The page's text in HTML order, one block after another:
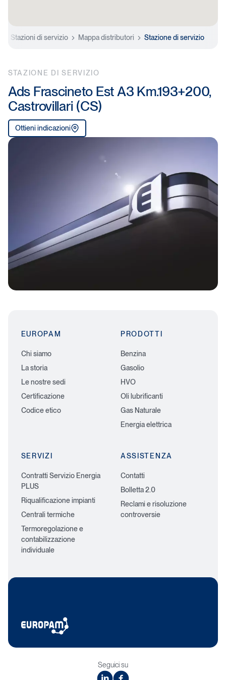
Stazioni di servizio Mappa distributori Stazione di servizio
STAZIONE DI SERVIZIO
Ads Frascineto Est A3 Km.193+200,
Castrovillari (CS)
Ottieni indicazioni
EUROPAM
Chi siamo
La storia
Le nostre sedi
Certificazione
Codice etico
PRODOTTI
Benzina
Gasolio
HVO
Oli lubrificanti
Gas Naturale
Energia elettrica
SERVIZI
Contratti Servizio Energia
PLUS
Riqualificazione impianti
Centrali termiche
Termoregolazione e
contabilizzazione
individuale
ASSISTENZA
Contatti
Bolletta 2.0
Reclami e risoluzione
controversie
Seguici su
linkedinfacebook